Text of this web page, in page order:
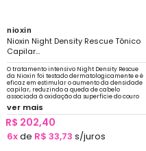
nioxin
Nioxin Night Density Rescue Tônico
Capilar...
O tratamento intensivo Night Density Rescue
da Nioxin foi testado dermatologicamente e é
eficaz em estimular o aumento da densidade
capilar, reduzindo a queda de cabelo
associada à oxidação da superfície do couro
ver mais
R$ 202,40
6xde R$ 33,73 s/juros